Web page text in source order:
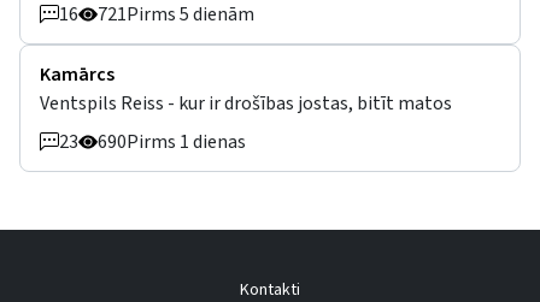
16
721Pirms 5 dienām
Kamārcs
Ventspils Reiss - kur ir drošības jostas, bitīt matos
23
690Pirms 1 dienas
Kontakti